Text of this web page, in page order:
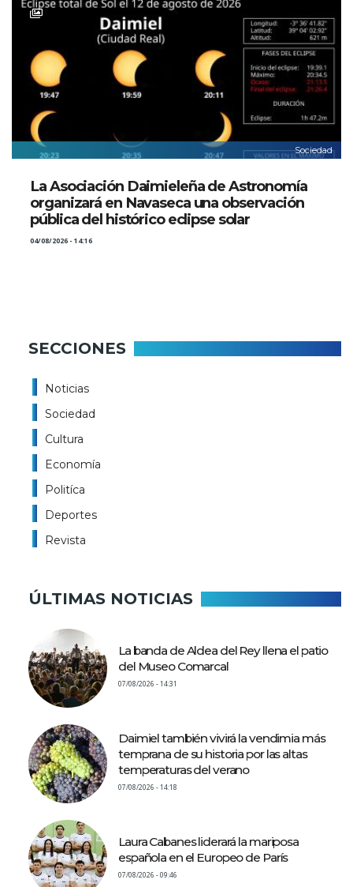
Sociedad
La Asociación Daimieleña de Astronomía
organizará en Navaseca una observación
pública del histórico eclipse solar
04/08/2026 - 14:16
SECCIONES
Noticias
Sociedad
Cultura
Economía
Politíca
Deportes
Revista
ÚLTIMAS NOTICIAS
La banda de Aldea del Rey llena el patio
del Museo Comarcal
07/08/2026 - 14:31
Daimiel también vivirá la vendimia más
temprana de su historia por las altas
temperaturas del verano
07/08/2026 - 14:18
Laura Cabanes liderará la mariposa
española en el Europeo de París
07/08/2026 - 09:46